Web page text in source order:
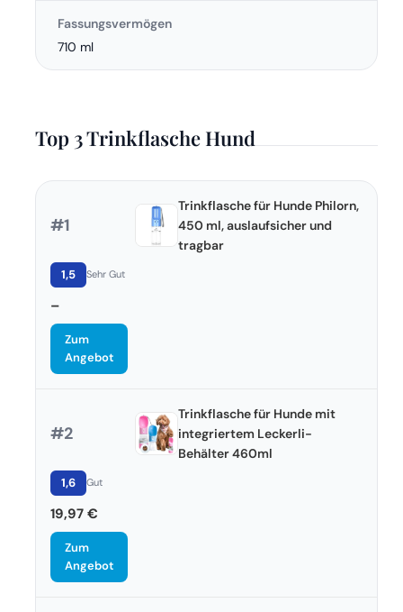
Fassungsvermögen
710 ml
Top 3 Trinkflasche Hund
#1
Trinkflasche für Hunde Philorn,
450 ml, auslaufsicher und
tragbar
1,5 Sehr Gut
–
Zum
Angebot
#2
Trinkflasche für Hunde mit
integriertem Leckerli-
Behälter 460ml
1,6 Gut
19,97 €
Zum
Angebot